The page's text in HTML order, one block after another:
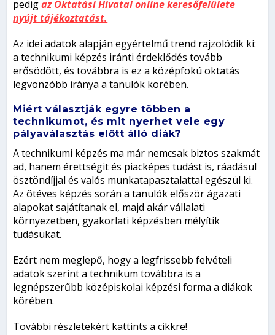
pedigaz Oktatási Hivatal online keresőfelülete
nyújt tájékoztatást.
Az idei adatok alapján egyértelmű trend rajzolódik ki:
a technikumi képzés iránti érdeklődés tovább
erősödött, és továbbra is ez a középfokú oktatás
legvonzóbb iránya a tanulók körében.
Miért választják egyre többen a
technikumot, és mit nyerhet vele egy
pályaválasztás előtt álló diák?
A technikumi képzés ma már nemcsak biztos szakmát
ad, hanem érettségit és piacképes tudást is, ráadásul
ösztöndíjjal és valós munkatapasztalattal egészül ki.
Az ötéves képzés során a tanulók először ágazati
alapokat sajátítanak el, majd akár vállalati
környezetben, gyakorlati képzésben mélyítik
tudásukat.
Ezért nem meglepő, hogy a legfrissebb felvételi
adatok szerint a technikum továbbra is a
legnépszerűbb középiskolai képzési forma a diákok
körében.
További részletekért kattints a cikkre!